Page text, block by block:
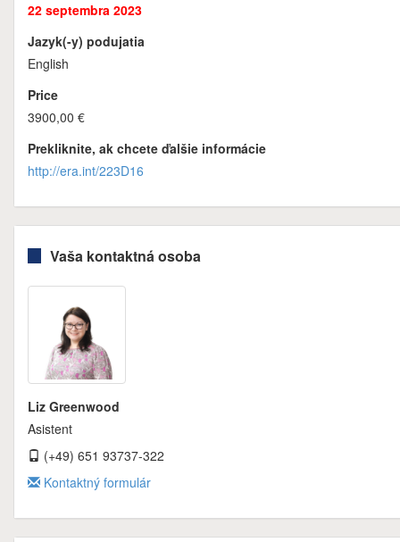
22 septembra 2023
Jazyk(-y) podujatia
English
Price
3900,00 €
Prekliknite, ak chcete ďalšie informácie
http://era.int/223D16
Vaša kontaktná osoba
Liz Greenwood
Asistent
(+49) 651 93737-322
Kontaktný formulár